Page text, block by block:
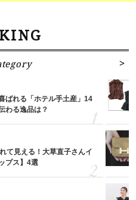
ばれる「ホテル手土産」14
わる逸品は？
て見える！大草直子さんイ
プス】4選